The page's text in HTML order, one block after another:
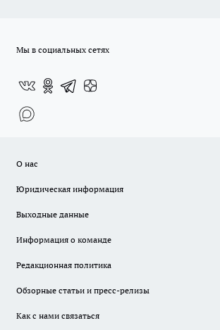
Мы в социальных сетях
О нас
Юридическая информация
Выходные данные
Информация о команде
Редакционная политика
Обзорные статьи и пресс-релизы
Как с нами связаться